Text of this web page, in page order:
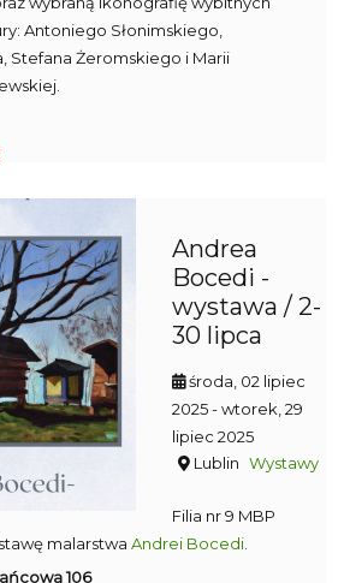
Antoniego Słonimskiego,
Stefana Żeromskiego i Marii
Andrea
Bocedi -
wystawa / 2-
30 lipca
środa, 02 lipiec
2025- wtorek, 29
lipiec 2025
Lublin Wystawy
Filia nr 9 MBP
malarstwa Andrei Bocedi
106